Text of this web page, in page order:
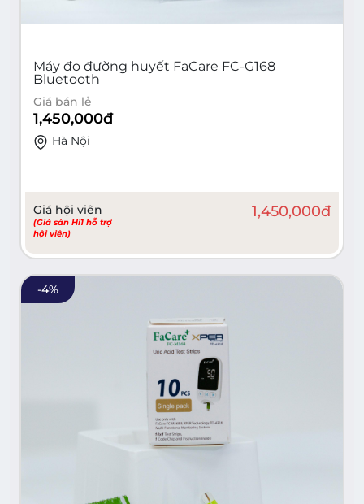
Máy đo đường huyết FaCare FC-G168
Bluetooth
Giá bán lẻ
1,450,000đ
Hà Nội
Giá hội viên
(Giá sàn Hi1 hỗ trợ
hội viên)
1,450,000đ
-4%